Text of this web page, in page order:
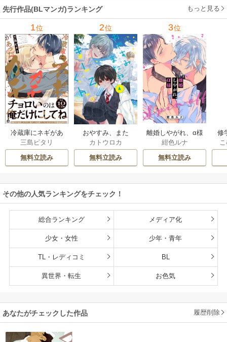
先行作品(BLマンガ)ランキング もっと見る
1位
冷蔵庫にネギがあ
ったカモ
三島ピタリ
無料立読み
2位
おやすみ、また
ね。ましろくん。
【電子限定漫画付
き】
カトウロカ
無料立読み
3位
離婚しやがれ、α様
紺色ルナ
無料立読み
修
その他の人気ランキングをチェック！
総合ランキング メディア化
少女・女性 少年・青年
TL・レディコミ BL
異世界・転生 お色気
あなたがチェックした作品 履歴削除